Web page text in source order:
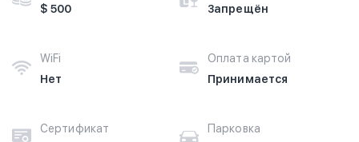
$ 500
Запрещён
WiFi
Нет
Оплата картой
Принимается
Сертификат
Парковка